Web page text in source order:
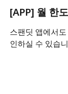
[APP] 월 한
스팬딧 앱에서도
인하실 수 있습